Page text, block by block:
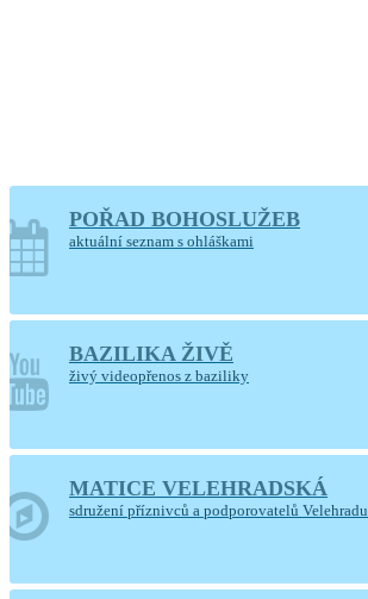
POŘAD BOHOSLUŽEB
aktuální seznam s ohláškami
BAZILIKA ŽIVĚ
živý videopřenos z baziliky
MATICE VELEHRADSKÁ
sdružení příznivců a podporovatelů Velehradu